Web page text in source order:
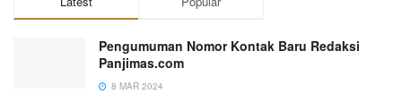
Pengumuman Nomor Kontak Baru Redaksi
Panjimas.com
8 MAR 2024